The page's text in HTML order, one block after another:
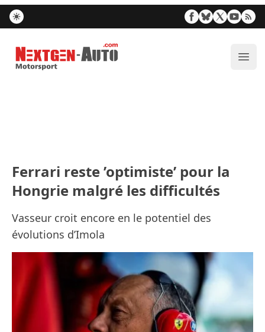
Nextgen-Auto.com
Ferrari reste ’optimiste’ pour la
Hongrie malgré les difficultés
Vasseur croit encore en le potentiel des
évolutions d’Imola